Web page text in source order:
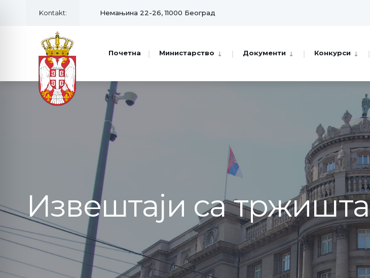
Kontakt: Немањина 22-26, 11000 Београд
Почетна Министарство Документи Конкурси
Извештаји са тржишта